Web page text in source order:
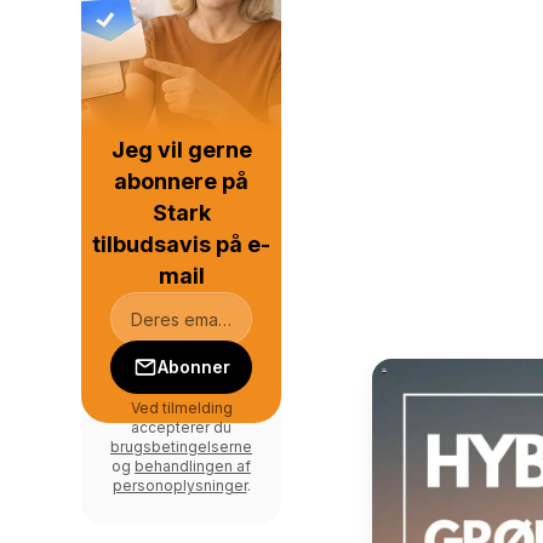
Jeg vil gerne
abonnere på
Stark
tilbudsavis på e-
mail
Abonner
Ved tilmelding
accepterer du
brugsbetingelserne
og behandlingen af
personoplysninger.